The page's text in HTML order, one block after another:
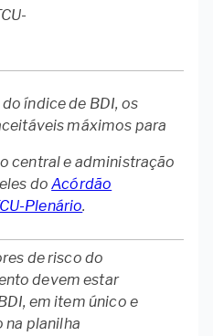
índice de BDI, os
máximos para
central e administração
doAcórdão
Plenário.
de risco do
devem estar
em item único e
na planilha